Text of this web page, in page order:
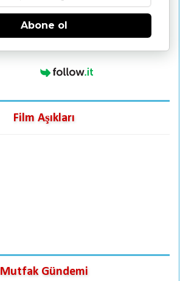
Abone ol
Film Aşıkları
Mutfak Gündemi